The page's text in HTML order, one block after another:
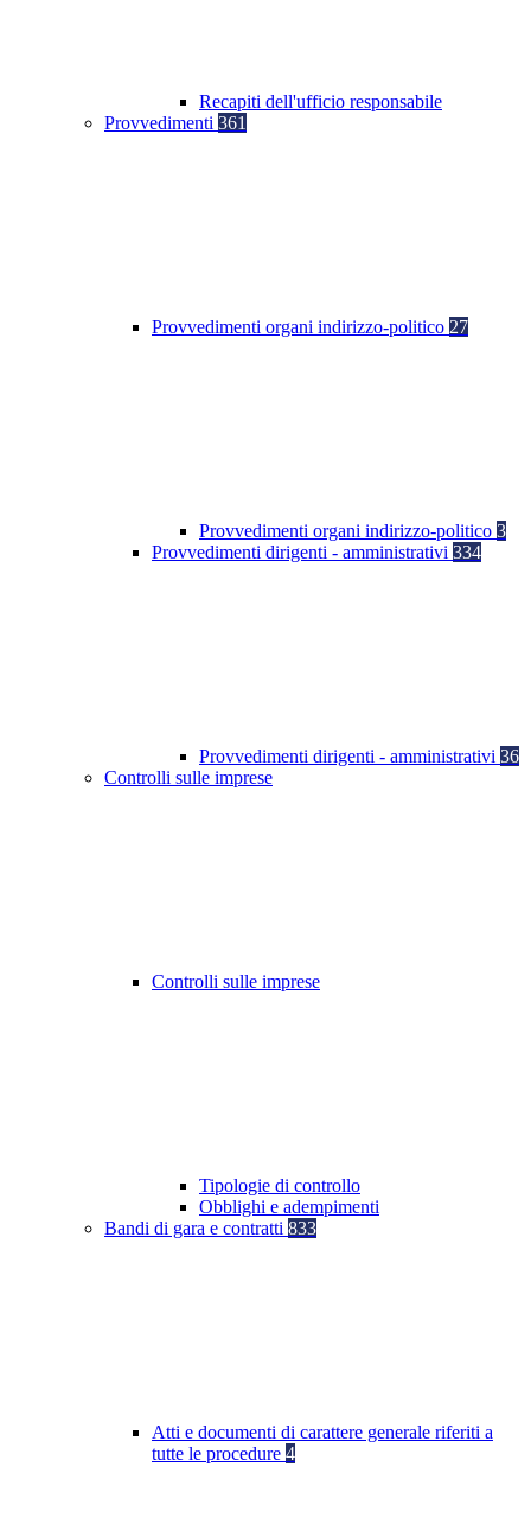
Recapiti dell'ufficio responsabile
Provvedimenti 361
Provvedimenti organi indirizzo-politico 27
Provvedimenti organi indirizzo-politico 3
Provvedimenti dirigenti - amministrativi 334
Provvedimenti dirigenti - amministrativi 36
Controlli sulle imprese
Controlli sulle imprese
Tipologie di controllo
Obblighi e adempimenti
Bandi di gara e contratti 833
Atti e documenti di carattere generale riferiti a
tutte le procedure 4